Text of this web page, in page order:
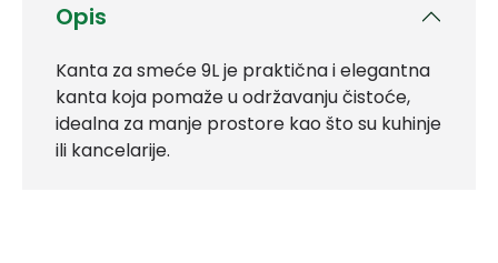
Opis
Kanta za smeće 9L je praktična i elegantna
kanta koja pomaže u održavanju čistoće,
idealna za manje prostore kao što su kuhinje
ili kancelarije.